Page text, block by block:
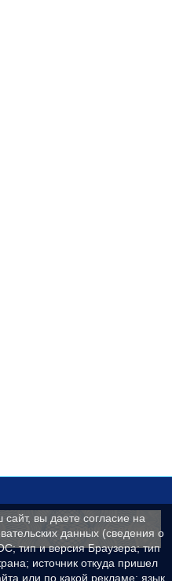
Сведения об
вы даете согласие на
данных (сведения о
тип и версия Браузера; тип
источник откуда пришел
или по какой рекламе; язык